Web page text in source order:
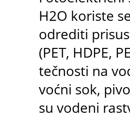
H2O koriste
odrediti
(PET, HDPE,
tečnosti na
voćni sok,
su vodeni